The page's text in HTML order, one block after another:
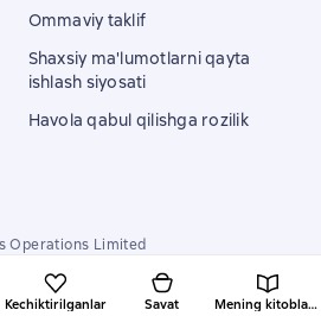
Kechiktirilganlar Savat Mening kitoblarim
Ommaviy taklif
Shaxsiy ma'lumotlarni qayta
ishlash siyosati
Havola qabul qilishga rozilik
Operations Limited